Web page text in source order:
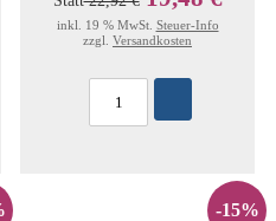
inkl. 19 % MwSt. Steuer-Info
zzgl. Versandkosten
-15%